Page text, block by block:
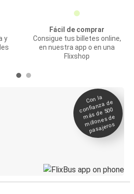
y
Fácil de comprar
Consigue tus billetes online,
en nuestra app o en una
Flixshop
Con la
confianza de
más de 500
millones de
pasajeros